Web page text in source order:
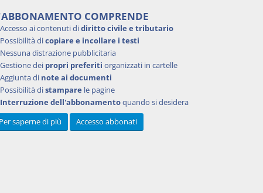
COMPRENDE
Accesso ai contenuti didiritto civile e tributario
Possibilità dicopiare e incollare i testi
Nessuna distrazione pubblicitaria
Gestione dei propri preferiti organizzati in cartelle
Aggiunta di note ai documenti
Possibilità distampare le pagine
Interruzione dell'abbonamentoquando si desidera
Per saperne di più
Accesso abbonati